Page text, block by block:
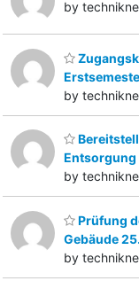
by
by
Entsorgung
by
Prüfung
Gebäude
by